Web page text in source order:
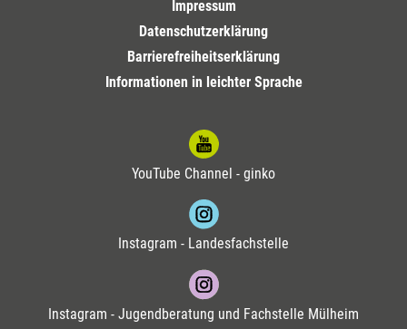
Impressum
Datenschutzerklärung
Barrierefreiheitserklärung
Informationen in leichter Sprache
YouTube Channel - ginko
Instagram - Landesfachstelle
Instagram - Jugendberatung und Fachstelle Mülheim